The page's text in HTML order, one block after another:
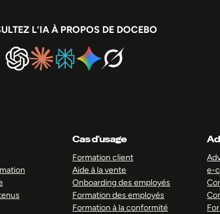
L’IA À PROPOS DE DOCEBO
Cas d’usage
Formation client
Aide à la vente
Onboarding des employés
Formation des employés
Formation à la conformité
e-